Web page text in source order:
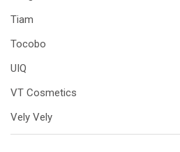
Tiam
Tocobo
UIQ
VT Cosmetics
Vely Vely